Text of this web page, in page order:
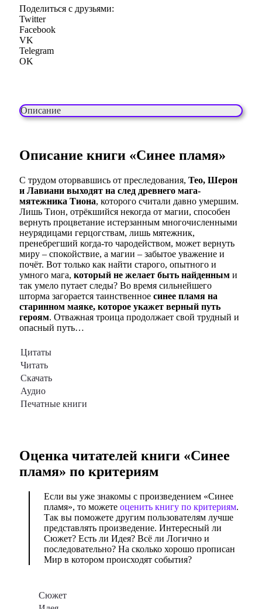
Поделиться с друзьями:
Twitter
Facebook
VK
Telegram
OK
Описание
Описание книги «Синее пламя»
С трудом оторвавшись от преследования, Тео, Шерон
и Лавиани выходят на след древнего мага-
мятежника Тиона, которого считали давно умершим.
Лишь Тион, отрёкшийся некогда от магии, способен
вернуть процветание истерзанным многочисленными
неурядицами герцогствам, лишь мятежник,
пренебрегший когда-то чародейством, может вернуть
миру – спокойствие, а магии – забытое уважение и
почёт. Вот только как найти старого, опытного и
умного мага, который не желает быть найденным и
так умело путает следы? Во время сильнейшего
шторма загорается таинственное синее пламя на
старинном маяке, которое укажет верный путь
героям. Отважная троица продолжает свой трудный и
опасный путь…
Цитаты
Читать
Скачать
Аудио
Печатные книги
Оценка читателей книги «Синее
пламя» по критериям
Сюжет
Если вы уже знакомы с произведением «Синее
пламя», то можете оценить книгу по критериям.
Так вы поможете другим пользователям лучше
представлять произведение. Интересный ли
Сюжет? Есть ли Идея? Всё ли Логично и
последовательно? На сколько хорошо прописан
Мир в котором происходят события?